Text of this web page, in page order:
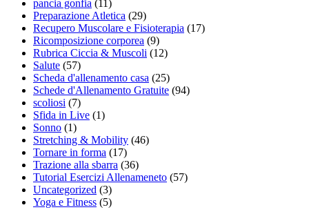
pancia gonfia (11)
Preparazione Atletica (29)
Recupero Muscolare e Fisioterapia (17)
Ricomposizione corporea (9)
Rubrica Ciccia & Muscoli (12)
Salute (57)
Scheda d'allenamento casa (25)
Schede d'Allenamento Gratuite (94)
scoliosi (7)
Sfida in Live (1)
Sonno (1)
Stretching & Mobility (46)
Tornare in forma (17)
Trazione alla sbarra (36)
Tutorial Esercizi Allenameneto (57)
Uncategorized (3)
Yoga e Fitness (5)